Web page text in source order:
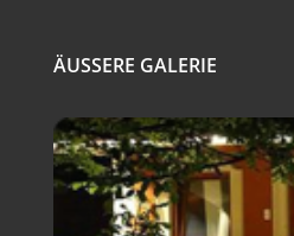
ÄUSSERE GALERIE